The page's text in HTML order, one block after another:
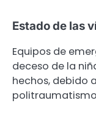
Estado de las
Equipos de
deceso de la
hechos, debido